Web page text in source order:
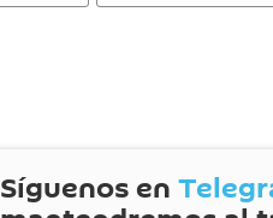
Síguenos en